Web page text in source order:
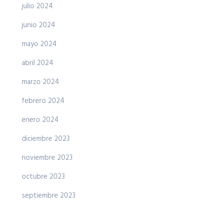
julio 2024
junio 2024
mayo 2024
abril 2024
marzo 2024
febrero 2024
enero 2024
diciembre 2023
noviembre 2023
octubre 2023
septiembre 2023